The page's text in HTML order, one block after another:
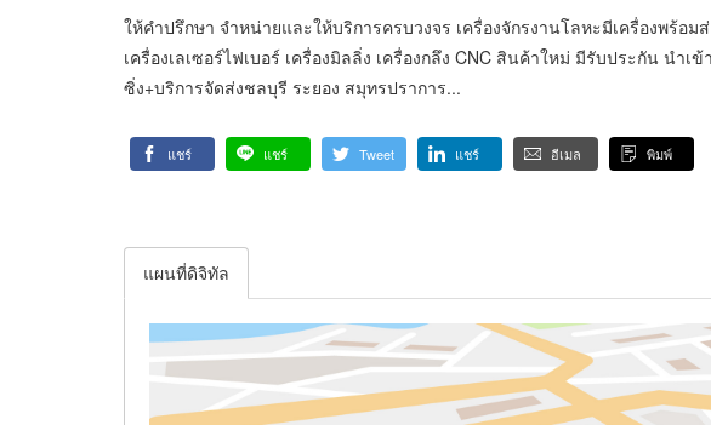
ให้คำปรึกษา จำหน่ายและให้บริการครบวงจร เครื่องจักรงานโลหะมีเครื่องพร้อม
เครื่องเลเซอร์ไฟเบอร์ เครื่องมิลลิ่ง เครื่องกลึง CNC สินค้าใหม่ มีรับประกัน นำ
ซิ่ง+บริการจัดส่งชลบุรี ระยอง สมุทรปราการ...
แชร์ แชร์ Tweet แชร์ อีเมล พิมพ์
แผนที่ดิจิทัล